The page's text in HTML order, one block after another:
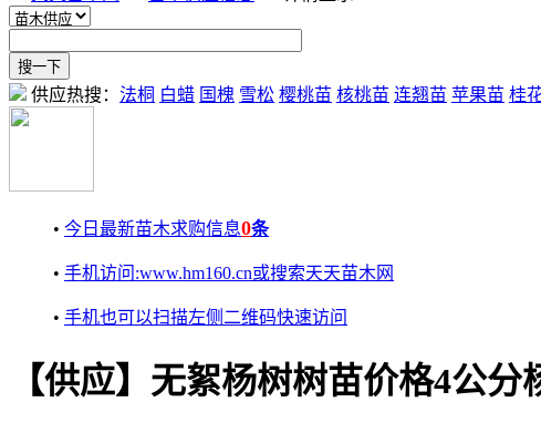
供应热搜： 法桐 白蜡 国槐 雪松 樱桃苗 核桃苗 连翘苗 苹果苗 桂
• 今日最新苗木求购信息0条
• 手机访问:www.hm160.cn或搜索天天苗木网
• 手机也可以扫描左侧二维码快速访问
【供应】无絮杨树树苗价格4公分